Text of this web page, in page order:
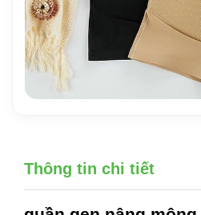
Thông tin chi tiết